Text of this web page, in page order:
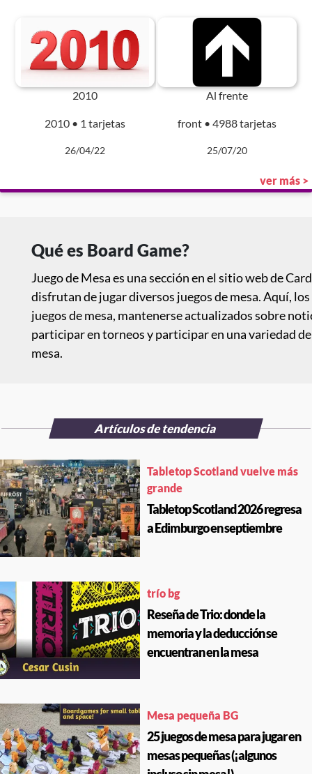
2010
2010 • 1 tarjetas
26/04/22
Al frente
front • 4988 tarjetas
25/07/20
ver más >
Qué es Board Game?
Juego de Mesa es una sección en el sitio web de
disfrutan de jugar diversos juegos de mesa. Aquí,
juegos de mesa, mantenerse actualizados sobre
participar en torneos y participar en una variedad
mesa.
Artículos de tendencia
Tabletop Scotland vuelve más
grande
Tabletop Scotland 2026 regresa
a Edimburgo en septiembre
trío bg
Reseña de Trio: donde la
memoria y la deducción se
encuentran en la mesa
Mesa pequeña BG
25 juegos de mesa para jugar en
mesas pequeñas (¡algunos